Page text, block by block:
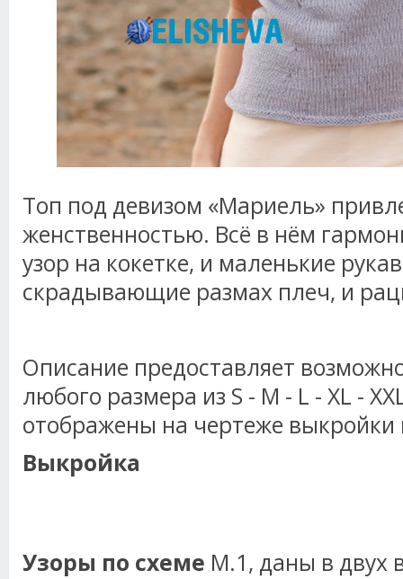
Топ под девизом «Мариель»
женственностью. Всё в нём
узор на кокетке, и маленькие
скрадывающие размах плеч, и
Описание предоставляет
любого размера из S - M - L - XL -
отображены на чертеже выкройки
Выкройка
Узоры по схеме М.1, даны в двух